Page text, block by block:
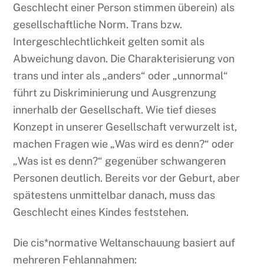
Geschlecht einer Person stimmen überein) als
gesellschaftliche Norm. Trans bzw.
Intergeschlechtlichkeit gelten somit als
Abweichung davon. Die Charakterisierung von
trans und inter als „anders“ oder „unnormal“
führt zu Diskriminierung und Ausgrenzung
innerhalb der Gesellschaft. Wie tief dieses
Konzept in unserer Gesellschaft verwurzelt ist,
machen Fragen wie „Was wird es denn?“ oder
„Was ist es denn?“ gegenüber schwangeren
Personen deutlich. Bereits vor der Geburt, aber
spätestens unmittelbar danach, muss das
Geschlecht eines Kindes feststehen.
Die cis*normative Weltanschauung basiert auf
mehreren Fehlannahmen: